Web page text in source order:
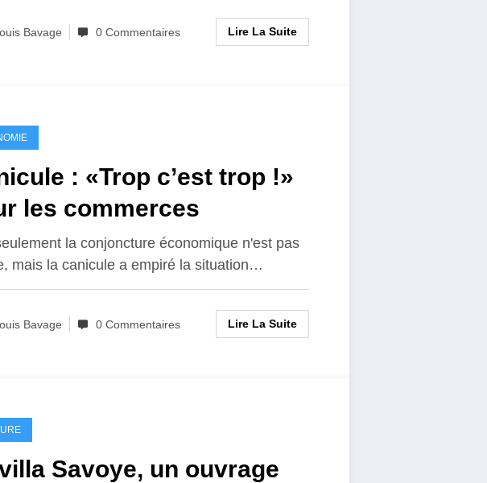
Bavage 0 Commentaires Lire La Suite
: «Trop c’est trop !»
les commerces
la conjoncture économique n'est pas
mais la canicule a empiré la situation…
Bavage 0 Commentaires Lire La Suite
Savoye, un ouvrage